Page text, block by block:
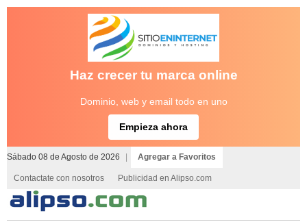
Haz crecer tu marca online
Dominio, web y email todo en uno
Empieza ahora
Sábado 08 de Agosto de 2026 Agregar a Favoritos
Contactate con nosotros Publicidad en Alipso.com